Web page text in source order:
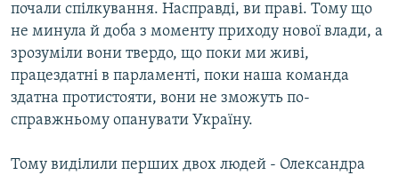
почали спілкування. Насправді, ви праві. Тому що
не минула й доба з моменту приходу нової влади, а
зрозуміли вони твердо, що поки ми живі,
працездатні в парламенті, поки наша команда
здатна протистояти, вони не зможуть по-
справжньому опанувати Україну.
Тому виділили перших двох людей - Олександра